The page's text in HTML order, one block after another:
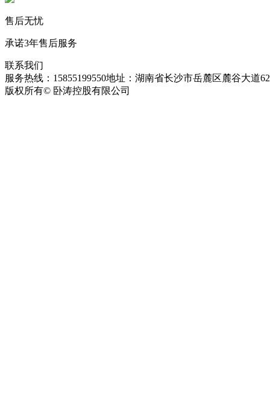
售后无忧
承诺3年售后服务
联系我们
服务热线：15855199550地址：湖南省长沙市岳麓区麓谷大道
版权所有© 卧涛控股有限公司